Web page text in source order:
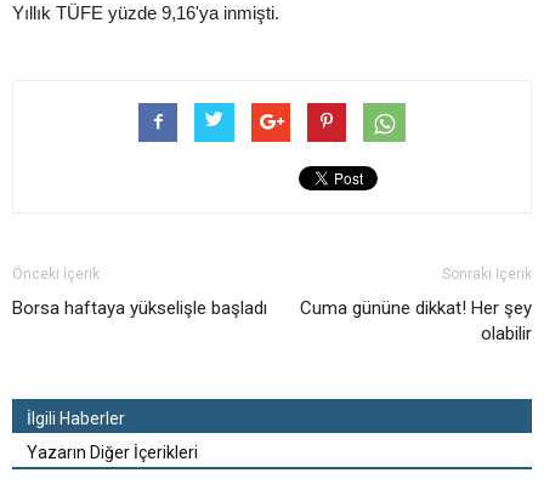
Yıllık TÜFE yüzde 9,16'ya inmişti.
Önceki İçerik
Borsa haftaya yükselişle başladı
Sonraki İçerik
Cuma gününe dikkat! Her şey
olabilir
İlgili Haberler
Yazarın Diğer İçerikleri